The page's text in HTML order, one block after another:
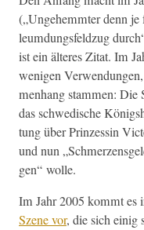
(„Unge­hemmter denn
leum­dungs­feldzug
ist ein älteres Zitat. Im
weni­gen
men­hang stam­men: Die
das schwedis­che
tung über Prinzessin
und nun
gen“ wolle.
Im Jahr 2005 kommt es
Szene vor, die sich einig